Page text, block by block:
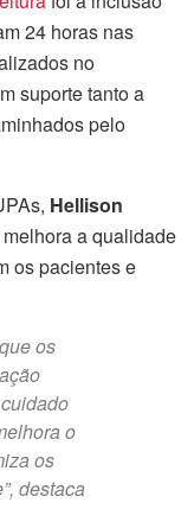
24 horas nas
no
suporte tanto a
pelo
Hellison
a qualidade
os pacientes e
os
o
os
destaca